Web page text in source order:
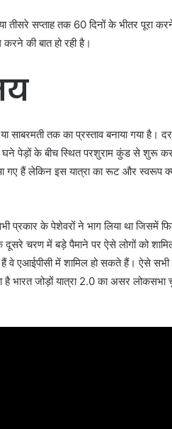
सप्ताह तक 60 दिनों के भीतर पूरा
की बात हो रही है।
तक का प्रस्ताव बनाया गया है।
पेड़ों के बीच स्थित परशुराम कुंड से शुरू कर
हैं लेकिन इस यात्रा का रूट और स्वरूप क्या
प्रकार के पेशेवरों ने भाग लिया था जिसमें
चरण में बड़े पैमाने पर ऐसे लोगों को
हैं वे एआईपीसी में शामिल हो सकते हैं। ऐसे
जोड़ों यात्रा 2.0 का असर लोकसभा